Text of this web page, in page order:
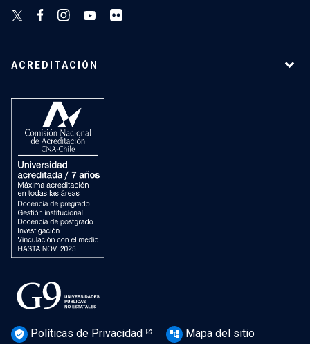
ACREDITACIÓN
verified_user Políticas de Privacidad account_tree Mapa del sitio